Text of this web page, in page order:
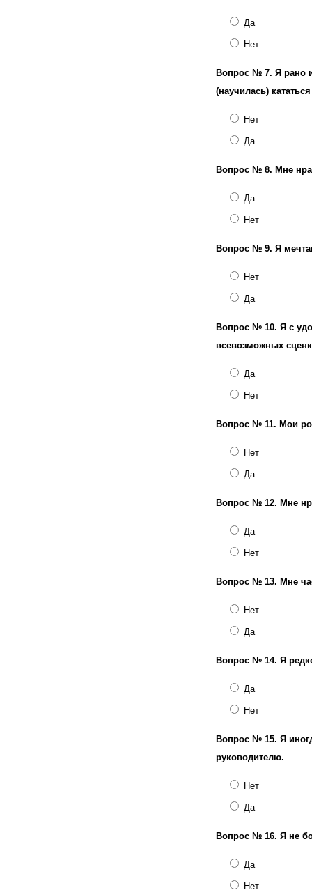
Да
Нет
Вопрос № 7. Я рано
(научилась)
Нет
Да
Вопрос № 8. Мне
Да
Нет
Вопрос № 9. Я
Нет
Да
Вопрос № 10. Я с
всевозможных
Да
Нет
Вопрос № 11. Мои
Нет
Да
Вопрос № 12. Мне
Да
Нет
Вопрос № 13. Мне
Нет
Да
Вопрос № 14. Я
Да
Нет
Вопрос № 15. Я
руководителю.
Нет
Да
Вопрос № 16. Я не
Да
Нет